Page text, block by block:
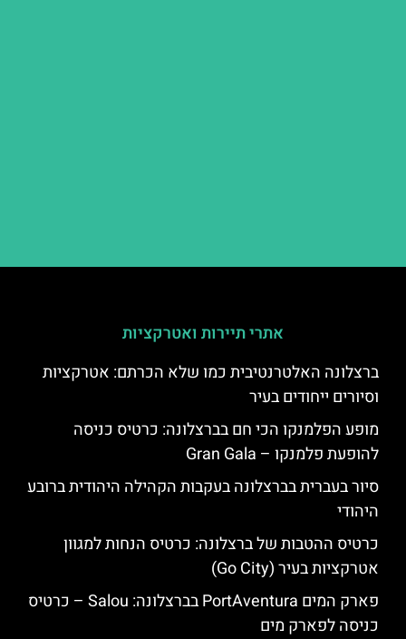
אתרי תיירות ואטרקציות
ברצלונה האלטרנטיבית כמו שלא הכרתם: אטרקציות
וסיורים ייחודים בעיר
מופע הפלמנקו הכי חם בברצלונה: כרטיס כניסה
להופעת פלמנקו – Gran Gala
סיור בעברית בברצלונה בעקבות הקהילה היהודית ברובע
היהודי
כרטיס ההטבות של ברצלונה: כרטיס הנחות למגוון
אטרקציות בעיר (Go City)
פארק המים PortAventura בברצלונה: Salou – כרטיס
כניסה לפארק מים